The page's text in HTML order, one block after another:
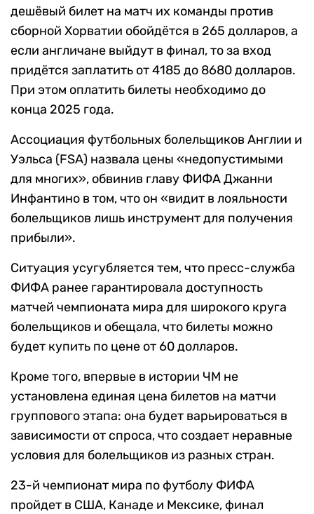
дешёвый билет на матч их команды против
сборной Хорватии обойдётся в 265 долларов, а
если англичане выйдут в финал, то за вход
придётся заплатить от 4185 до 8680 долларов.
При этом оплатить билеты необходимо до
конца 2025 года.
Ассоциация футбольных болельщиков Англии и
Уэльса (FSA) назвала цены «недопустимыми
для многих», обвинив главу ФИФА Джанни
Инфантино в том, что он «видит в лояльности
болельщиков лишь инструмент для получения
прибыли».
Ситуация усугубляется тем, что пресс-служба
ФИФА ранее гарантировала доступность
матчей чемпионата мира для широкого круга
болельщиков и обещала, что билеты можно
будет купить по цене от 60 долларов.
Кроме того, впервые в истории ЧМ не
установлена единая цена билетов на матчи
группового этапа: она будет варьироваться в
зависимости от спроса, что создает неравные
условия для болельщиков из разных стран.
23-й чемпионат мира по футболу ФИФА
пройдет в США, Канаде и Мексике, финал